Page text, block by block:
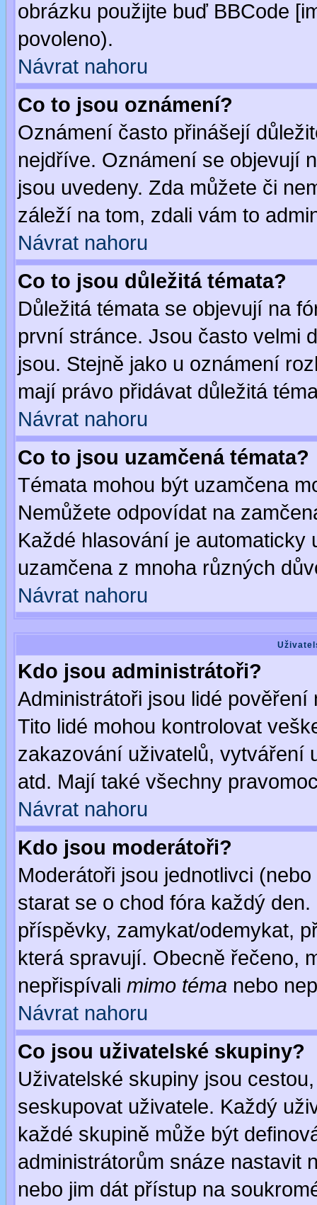
obrázku použijte buď BBCode
povoleno).
Návrat nahoru
Co to jsou oznámení?
Oznámení často přinášejí
nejdříve. Oznámení se objevují
jsou uvedeny. Zda můžete či
záleží na tom, zdali vám to
Návrat nahoru
Co to jsou důležitá témata?
Důležitá témata se objevují na
první stránce. Jsou často velmi
jsou. Stejně jako u oznámení
mají právo přidávat důležitá
Návrat nahoru
Co to jsou uzamčená témata?
Témata mohou být uzamčena
Nemůžete odpovídat na
Každé hlasování je automaticky
uzamčena z mnoha různých
Návrat nahoru
Kdo jsou administrátoři?
Administrátoři jsou lidé
Tito lidé mohou kontrolovat
zakazování uživatelů, vytváření
atd. Mají také všechny
Návrat nahoru
Kdo jsou moderátoři?
Moderátoři jsou jednotlivci
starat se o chod fóra každý
příspěvky, zamykat/odemykat,
která spravují. Obecně řečeno,
nepřispívali mimo téma nebo
Návrat nahoru
Co jsou uživatelské skupiny?
Uživatelské skupiny jsou
seskupovat uživatele. Každý
každé skupině může být
administrátorům snáze nastavit
nebo jim dát přístup na